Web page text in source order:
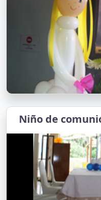
Niño de